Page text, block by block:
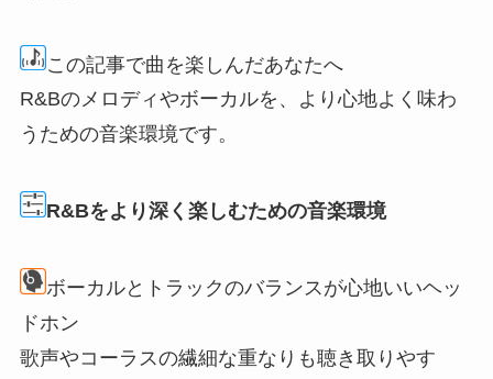
この記事で曲を楽しんだあなたへ
R&Bのメロディやボーカルを、より心地よく味わ
うための音楽環境です。
R&Bをより深く楽しむための音楽環境
ボーカルとトラックのバランスが心地いいヘッ
ドホン
歌声やコーラスの繊細な重なりも聴き取りやす